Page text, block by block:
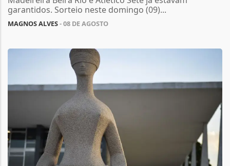
garantidos. Sorteio neste domingo (09)...
MAGNOS ALVES- 08 DE AGOSTO